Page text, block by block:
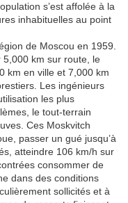
s’est affolée à la
inhabituelles au point
de Moscou en 1959.
5,000 km sur route, le
km en ville et 7,000 km
Les ingénieurs
les plus
le tout-terrain
Ces Moskvitch
passer un gué jusqu’à
atteindre 106 km/h sur
consommer de
dans des conditions
sollicités et à